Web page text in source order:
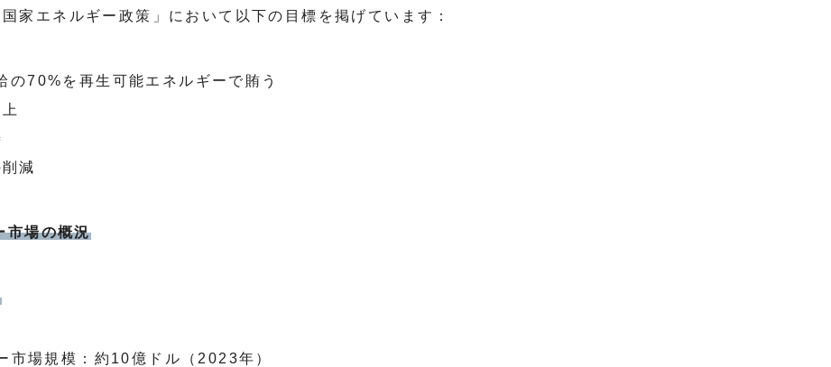
家エネルギー政策」において以下の目標を掲げています：
の70%を再生可能エネルギーで賄う
減
市場の概況
市場規模：約10億ドル（2023年）